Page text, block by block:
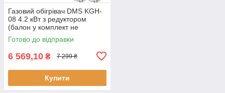
Газовий обігрівач DMS KGH-
08 4.2 кВт з редуктором
(балон у комплект не
входить)
Готово до відправки
6 569,10 ₴ 7 299 ₴
Купити